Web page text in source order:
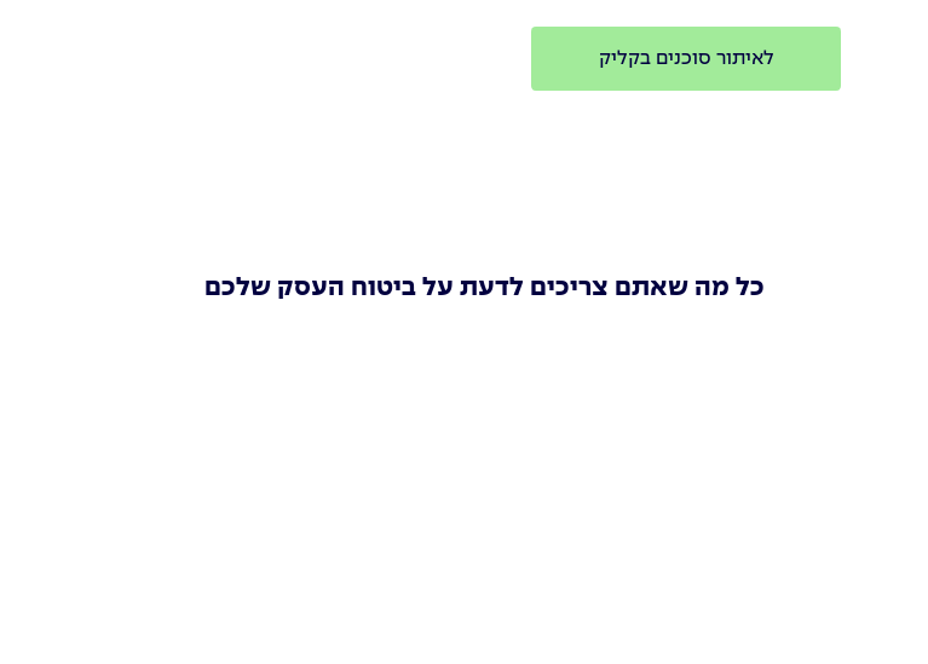
לאיתור סוכנים בקליק
כל מה שאתם צריכים לדעת על ביטוח העסק שלכם